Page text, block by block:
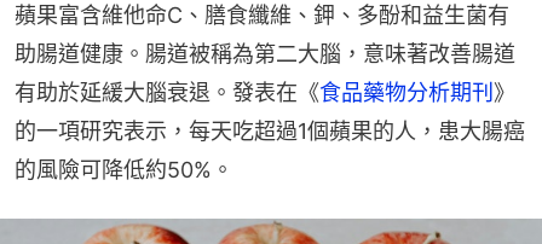
蘋果富含維他命C、膳食纖維、鉀、多酚和益生菌有
助腸道健康。腸道被稱為第二大腦，意味著改善腸道
有助於延緩大腦衰退。發表在《食品藥物分析期刊 》
的一項研究表示，每天吃超過1個蘋果的人，患大腸癌
的風險可降低約50%。